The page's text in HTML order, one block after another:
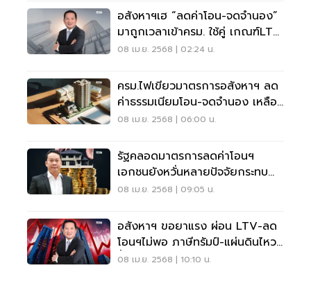
อสังหาฯเฮ “ลดค่าโอน-จดจำนอง”
มาถูกเวลาเข้าครม. ใช้คู่ เกณฑ์LTV
พยุง วิกฤตแผ่นดินไหว –ภาษี
08 เม.ย. 2568 | 02:24 น.
ครม.ไฟเขียวมาตรการอสังหาฯ ลด
ค่าธรรมเนียมโอน-จดจำนอง เหลือ
0.01% บ้าน-คอนโดไม่เกิน 7 ล้าน
08 เม.ย. 2568 | 06:00 น.
รัฐคลอดมาตรการลดค่าโอนฯ
เอกชนยังหวั่นหลายปัจจัยกระทบ
อสังหาฯ
08 เม.ย. 2568 | 09:05 น.
อสังหาฯ ขอยาแรง ผ่อน LTV-ลด
โอนฯไม่พอ ภาษีทรัมป์-แผ่นดินไหว
ซ้ำเศรษฐกิจ
08 เม.ย. 2568 | 10:10 น.